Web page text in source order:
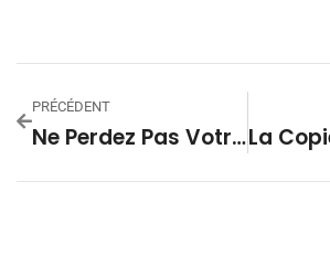
PRÉCÉDENT
Ne Perdez Pas Votre Client À Cause D’un E-Mail…